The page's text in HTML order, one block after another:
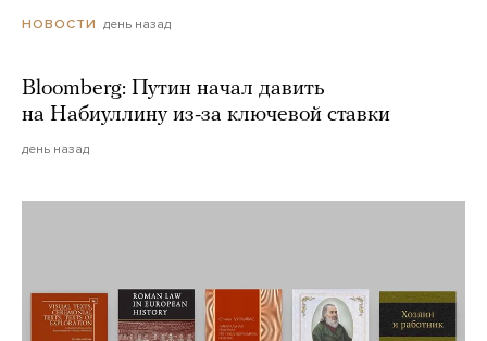
НОВОСТИ день назад
Bloomberg: Путин начал давить
на Набиуллину из-за ключевой ставки
день назад